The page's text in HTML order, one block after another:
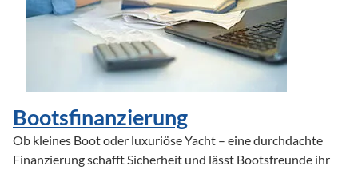
Bootsfinanzierung
Ob kleines Boot oder luxuriöse Yacht – eine durchdachte
Finanzierung schafft Sicherheit und lässt Bootsfreunde ihr